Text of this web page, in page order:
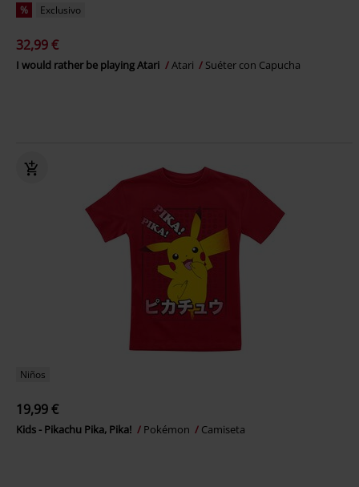
% Exclusivo
32,99 €
I would rather be playing Atari Atari Suéter con Capucha
Niños
19,99 €
Kids - Pikachu Pika, Pika! Pokémon Camiseta